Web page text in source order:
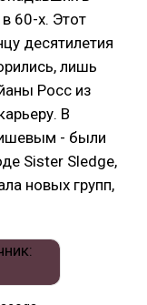
60-х. Этот
десятилетия
лишь
Росс из
В
- были
Sister Sledge,
новых групп,